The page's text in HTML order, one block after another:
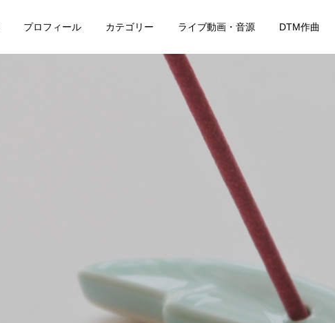
プロフィール カテゴリー ライブ動画・音源 DTM作曲